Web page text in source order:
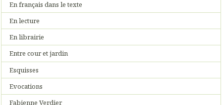
En français dans le texte
En lecture
En librairie
Entre cour et jardin
Esquisses
Evocations
Fabienne Verdier